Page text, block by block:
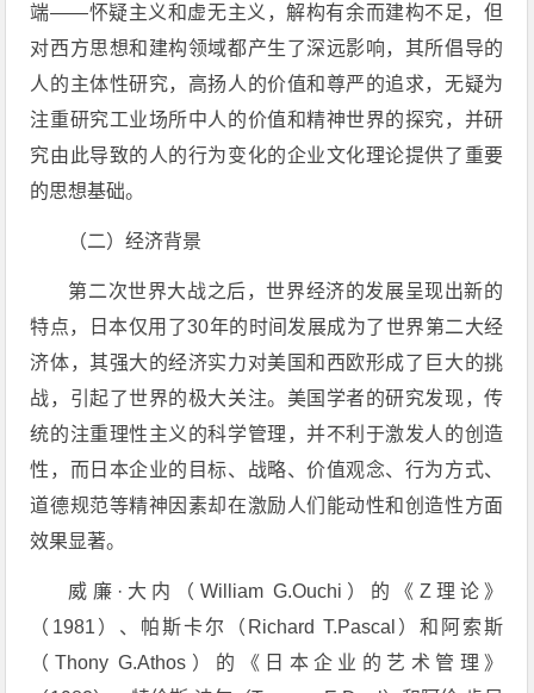
端——怀疑主义和虚无主义，解构有余而建构不足，但
对西方思想和建构领域都产生了深远影响，其所倡导的
人的主体性研究，高扬人的价值和尊严的追求，无疑为
注重研究工业场所中人的价值和精神世界的探究，并研
究由此导致的人的行为变化的企业文化理论提供了重要
的思想基础。
（二）经济背景
第二次世界大战之后，世界经济的发展呈现出新的
特点，日本仅用了30年的时间发展成为了世界第二大经
济体，其强大的经济实力对美国和西欧形成了巨大的挑
战，引起了世界的极大关注。美国学者的研究发现，传
统的注重理性主义的科学管理，并不利于激发人的创造
性，而日本企业的目标、战略、价值观念、行为方式、
道德规范等精神因素却在激励人们能动性和创造性方面
效果显著。
威廉·大内（William G.Ouchi）的《Z理论》
（1981）、帕斯卡尔（Richard T.Pascal）和阿索斯
（Thony G.Athos）的《日本企业的艺术管理》